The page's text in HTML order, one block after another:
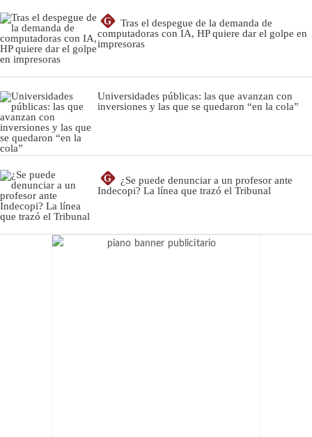
G
Tras el despegue de la demanda de
computadoras con IA, HP quiere dar el golpe en
impresoras
Universidades públicas: las que avanzan con
inversiones y las que se quedaron “en la cola”
G
¿Se puede denunciar a un profesor ante
Indecopi? La línea que trazó el Tribunal